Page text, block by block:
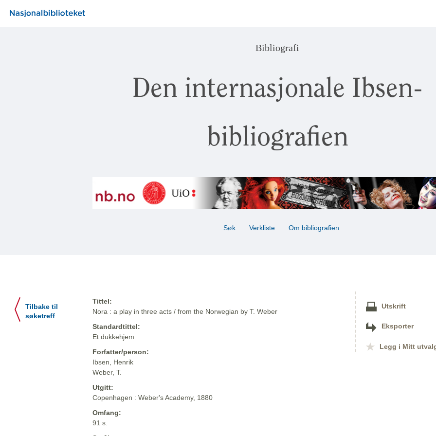
Bibliografi
Den internasjonale Ibsen-
bibliografien
Søk Verkliste Om bibliografien
Tilbake til
søketreff
Tittel:
Nora : a play in three acts / from the Norwegian by T. Weber
Standardtittel:
Et dukkehjem
Forfatter/person:
Ibsen, Henrik
Weber, T.
Utgitt:
Copenhagen : Weber's Academy, 1880
Omfang:
91 s.
Utskrift
Eksporter
Legg i Mitt